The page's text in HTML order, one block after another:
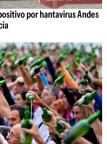
por hantavirus Andes